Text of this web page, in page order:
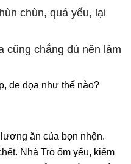
chùn, quá yếu, lại
cũng chẳng đủ nên lâm
đe dọa như thế nào?
ăn của bọn nhện.
Nhà Trò ốm yếu, kiếm